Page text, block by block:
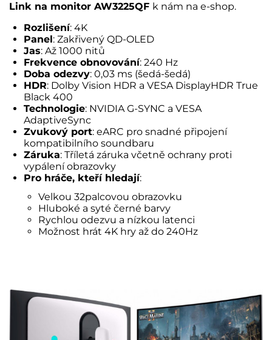
Link na monitor AW3225QF k nám na e-shop.
Rozlišení: 4K
Panel: Zakřivený QD-OLED
Jas: Až 1000 nitů
Frekvence obnovování: 240 Hz
Doba odezvy: 0,03 ms (šedá-šedá)
HDR: Dolby Vision HDR a VESA DisplayHDR True
Black 400
Technologie: NVIDIA G-SYNC a VESA
AdaptiveSync
Zvukový port: eARC pro snadné připojení
kompatibilního soundbaru
Záruka: Tříletá záruka včetně ochrany proti
vypálení obrazovky
Pro hráče, kteří hledají:
Velkou 32palcovou obrazovku
Hluboké a syté černé barvy
Rychlou odezvu a nízkou latenci
Možnost hrát 4K hry až do 240Hz